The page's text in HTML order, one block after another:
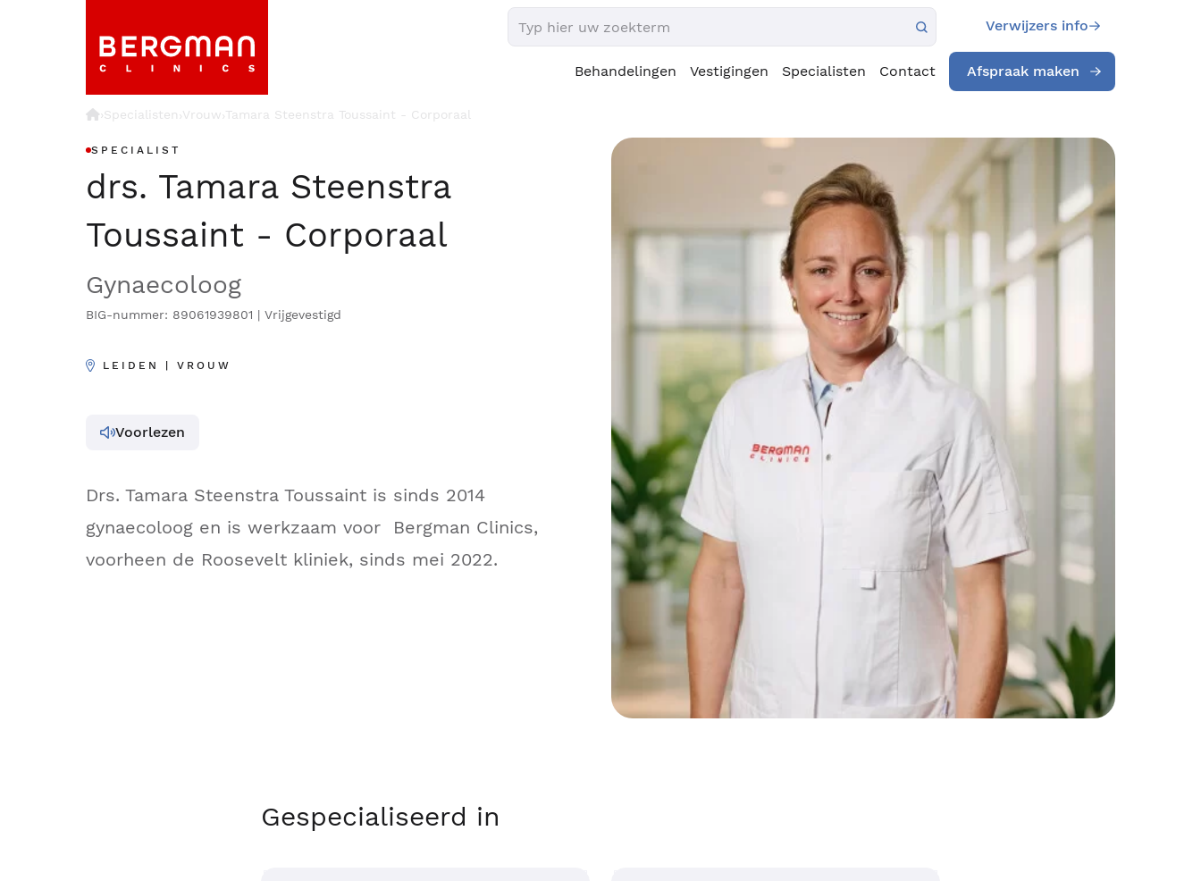
Verwijzers info
Behandelingen Vestigingen Specialisten Contact Afspraak maken
›Specialisten›Vrouw›Tamara Steenstra Toussaint - Corporaal
SPECIALIST
drs. Tamara Steenstra
Toussaint - Corporaal
Gynaecoloog
BIG-nummer: 89061939801 | Vrijgevestigd
LEIDEN | VROUW
Voorlezen
Drs. Tamara Steenstra Toussaint is sinds 2014
gynaecoloog en is werkzaam voor Bergman Clinics,
voorheen de Roosevelt kliniek, sinds mei 2022.
Gespecialiseerd in